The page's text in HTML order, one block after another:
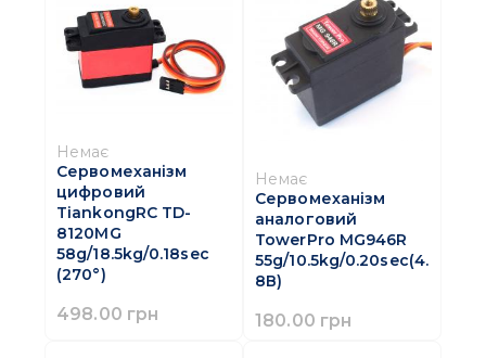
Немає
Сервомеханізм
цифровий
TiankongRC TD-
8120MG
58g/18.5kg/0.18sec
(270°)
498.00 грн
Немає
Сервомеханізм
аналоговий
TowerPro MG946R
55g/10.5kg/0.20sec(4.
8В)
180.00 грн